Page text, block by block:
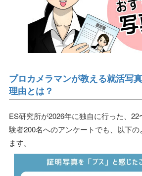
プロカメラマンが教える就活写
理由とは？
ES研究所が2026年に独自に行った、
験者200名へのアンケートでも、以下
ます。